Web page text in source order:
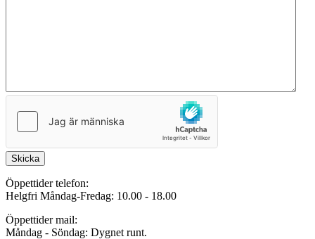
Skicka
Öppettider telefon:
Helgfri Måndag-Fredag: 10.00 - 18.00
Öppettider mail:
Måndag - Söndag: Dygnet runt.